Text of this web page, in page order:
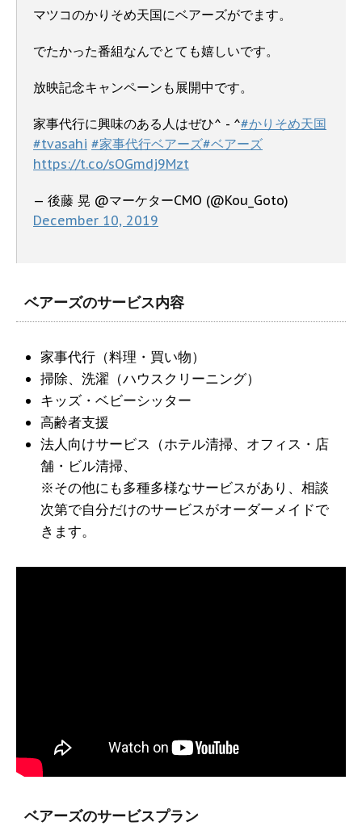
マツコのかりそめ天国にベアーズがでます。
でたかった番組なんでとても嬉しいです。
放映記念キャンペーンも展開中です。
家事代行に興味のある人はぜひ^ - ^#かりそめ天国
#tvasahi #家事代行ベアーズ#ベアーズ
https://t.co/sOGmdj9Mzt
— 後藤 晃 @マーケターCMO (@Kou_Goto)
December 10, 2019
ベアーズのサービス内容
家事代行（料理・買い物）
掃除、洗濯（ハウスクリーニング）
キッズ・ベビーシッター
高齢者支援
法人向けサービス（ホテル清掃、オフィス・店
舗・ビル清掃、
※その他にも多種多様なサービスがあり、相談
次第で自分だけのサービスがオーダーメイドで
きます。
ベアーズのサービスプラン